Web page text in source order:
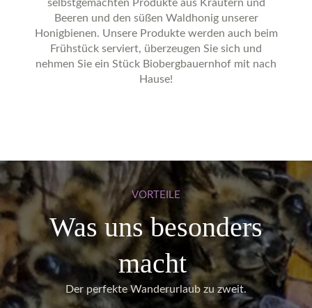
selbstgemachten Produkte aus Kräutern und
Beeren und den süßen Waldhonig unserer
Honigbienen. Unsere Produkte werden auch beim
Frühstück serviert, überzeugen Sie sich und
nehmen Sie ein Stück Biobergbauernhof mit nach
Hause!
VORTEILE
Was uns besonders
macht
Der perfekte Wanderurlaub zu zweit.